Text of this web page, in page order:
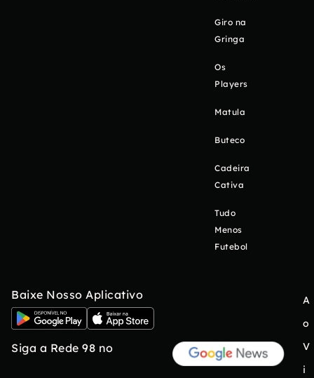
Giro na
Gringa
Os
Players
Matula
Buteco
Cadeira
Cativa
Tudo
Menos
Futebol
Baixe Nosso Aplicativo
Siga a Rede 98 no
A
o
V
i